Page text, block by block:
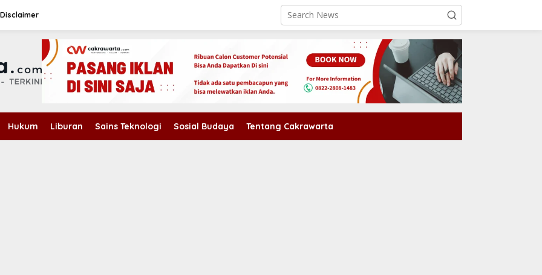
Disclaimer
Hukum Liburan Sains Teknologi Sosial Budaya Tentang Cakrawarta